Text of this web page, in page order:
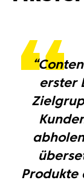
erster
Produkte